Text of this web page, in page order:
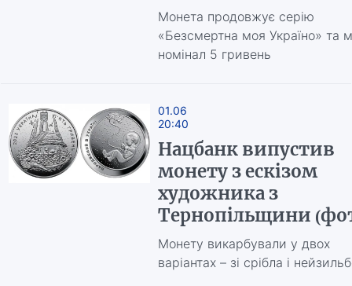
Монета продовжує серію
«Безсмертна моя Україно» та
номінал 5 гривень
01.06
20:40
Нацбанк випустив
монету з ескізом
художника з
Тернопільщини
Монету викарбували у двох
варіантах – зі срібла і